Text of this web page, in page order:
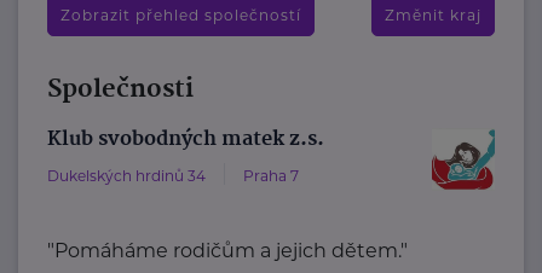
Zobrazit přehled společností Změnit kraj
Společnosti
Klub svobodných matek z.s.
Dukelských hrdinů 34 Praha 7
"Pomáháme rodičům a jejich dětem."